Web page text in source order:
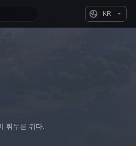
KR
휘두른 뒤다.